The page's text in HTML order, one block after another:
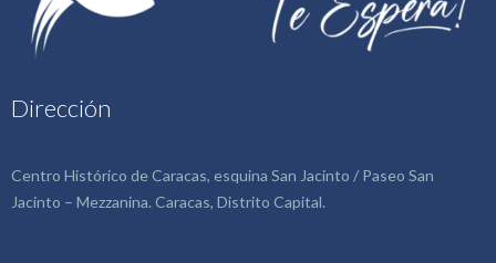
Dirección
Centro Histórico de Caracas, esquina San Jacinto / Paseo San
Jacinto – Mezzanina. Caracas, Distrito Capital.